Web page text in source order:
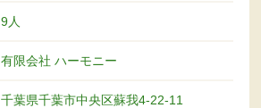
9人
有限会社 ハーモニー
千葉県千葉市中央区蘇我4-22-11